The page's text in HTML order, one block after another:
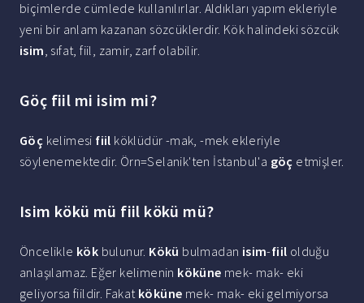
biçimlerde cümlede kullanılırlar. Aldıkları yapım ekleriyle
yeni bir anlam kazanan sözcüklerdir. Kök halindeki sözcük
isim, sıfat, fiil, zamir, zarf olabilir.
Göç fiil mi isim mi?
Göç kelimesi fiil köklüdür -mak, -mek ekleriyle
söylenemektedir. Örn=Selanik'ten İstanbul'a göç etmişler.
Isim kökü mü fiil kökü mü?
Öncelikle kök bulunur. Kökü bulmadan isim-fiil olduğu
anlaşılamaz. Eğer kelimenin köküne mek- mak- eki
geliyorsa fiildir. Fakat köküne mek- mak- eki gelmiyorsa